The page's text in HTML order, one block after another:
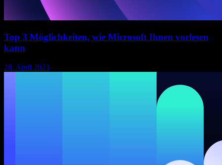
Top 3 Möglichkeiten, wie Microsoft Ihnen vorlesen
kann
28. April 2023